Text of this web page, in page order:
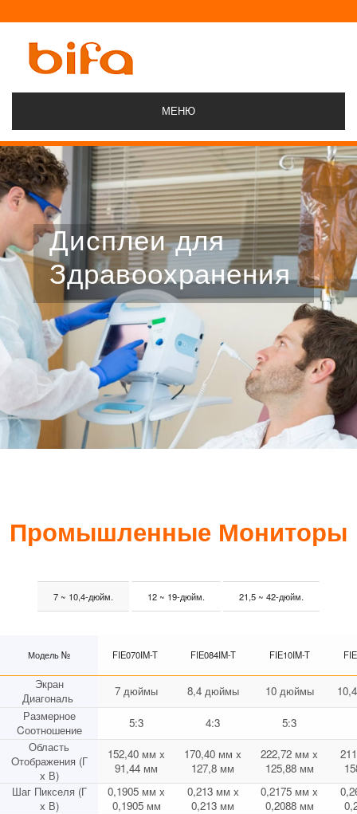
МЕНЮ
Дисплеи для
Здравоохранения
Промышленные Мониторы
7 ~ 10,4-дюйм. 12 ~ 19-дюйм. 21,5 ~ 42-дюйм.
Модель № FIE070IM-T FIE084IM-T FIE10IM-T
Экран
Диагональ
7 дюймы 8,4 дюймы 10 дюймы
Размерное
Cоотношение
5:3 4:3
5:3
Область
Oтображения (Г
x В)
152,40 мм x
91,44 мм
170,40 мм x
127,8 мм
222,72 мм x
125,88 мм
Шаг Пикселя (Г
x В)
0,1905 мм x
0,1905 мм
0,213 мм x
0,213 мм
0,2175 мм x
0,2088 мм